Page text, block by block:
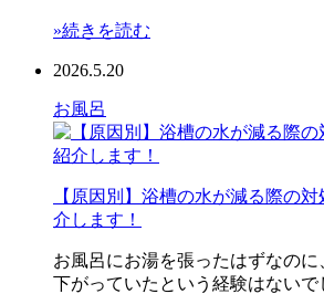
»続きを読む
2026.5.20
お風呂
【原因別】浴槽の水が減る際の
介します！
お風呂にお湯を張ったはずなの
下がっていたという経験はない